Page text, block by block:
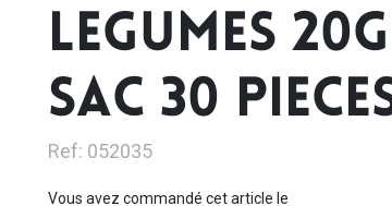
LEGUMES 20G
SAC 30
Ref: 052035
Vous avez commandé cet article le